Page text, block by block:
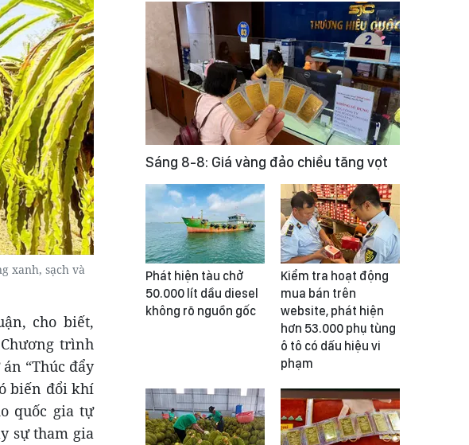
xanh, sạch và
cho biết,
trình
“Thúc đẩy
biến đổi khí
quốc gia tự
sự tham gia
Sáng 8-8: Giá vàng đảo chiều tăng vọt
Phát hiện tàu chở
50.000 lít dầu diesel
không rõ nguồn gốc
Kiểm tra hoạt động
mua bán trên
website, phát hiện
hơn 53.000 phụ tùng
ô tô có dấu hiệu vi
phạm